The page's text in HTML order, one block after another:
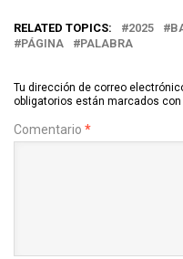
RELATED TOPICS: 2025
PÁGINA
PALABRA
Tu dirección de correo
obligatorios están marcados con
Comentario *